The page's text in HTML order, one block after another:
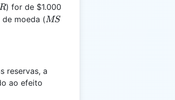
R) for de $1.000
moeda (MS
MS
5 = 5000
reservas, a
ao efeito